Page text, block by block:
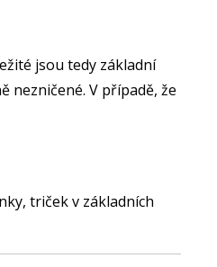
jsou tedy základní
nezničené. V případě, že
triček v základních